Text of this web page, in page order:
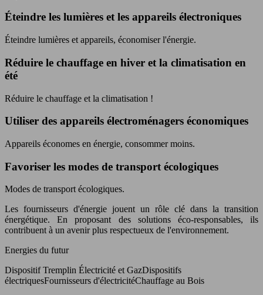
Éteindre les lumières et les appareils électroniques
Éteindre lumières et appareils, économiser l'énergie.
Réduire le chauffage en hiver et la climatisation en
été
Réduire le chauffage et la climatisation !
Utiliser des appareils électroménagers économiques
Appareils économes en énergie, consommer moins.
Favoriser les modes de transport écologiques
Modes de transport écologiques.
Les fournisseurs d'énergie jouent un rôle clé dans la transition
énergétique. En proposant des solutions éco-responsables, ils
contribuent à un avenir plus respectueux de l'environnement.
Energies du futur
Dispositif Tremplin Électricité et GazDispositifs
électriquesFournisseurs d'électricitéChauffage au Bois